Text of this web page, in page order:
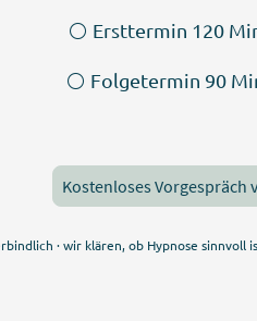
⚪️ Ersttermin 120
⚪️ Folgetermin 90
Kostenloses Vorgespräch
· wir klären, ob Hypnose sinnvoll